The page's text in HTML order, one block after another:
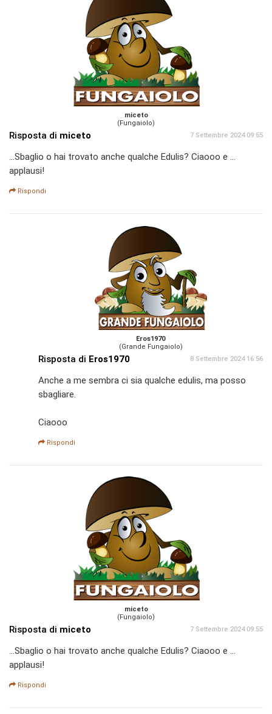
miceto
(Fungaiolo)
Risposta di miceto 7 Settembre 2024 09:55
...Sbaglio o hai trovato anche qualche Edulis? Ciaooo e ...
applausi!
Rispondi
Eros1970
(Grande Fungaiolo)
Risposta di Eros1970 8 Settembre 2024 16:56
Anche a me sembra ci sia qualche edulis, ma posso
sbagliare.
Ciaooo
Rispondi
miceto
(Fungaiolo)
Risposta di miceto 7 Settembre 2024 09:55
...Sbaglio o hai trovato anche qualche Edulis? Ciaooo e ...
applausi!
Rispondi